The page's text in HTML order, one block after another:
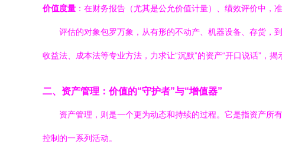
价值度量 ：在财务报告（尤其是公允价值计量）、绩效评价中，
评估的对象包罗万象，从有形的不动产、机器设备、存货，
收益法、成本法等专业方法，力求让“沉默”的资产“开口说话”，揭
二、资产管理：价值的“守护者”与“增值器”
资产管理，则是一个更为动态和持续的过程。它是指资产所
控制的一系列活动。